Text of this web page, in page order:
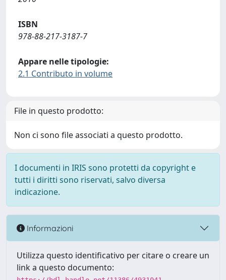
ISBN
978-88-217-3187-7
Appare nelle tipologie:
2.1 Contributo in volume
File in questo prodotto:
Non ci sono file associati a questo prodotto.
I documenti in IRIS sono protetti da copyright e
tutti i diritti sono riservati, salvo diversa
indicazione.
Informazioni
Utilizza questo identificativo per citare o creare un
link a questo documento: